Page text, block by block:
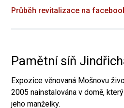
Průběh revitalizace na
Pamětní síň
Expozice věnovaná Mošnovu
2005 nainstalována v domě,
jeho manželky.